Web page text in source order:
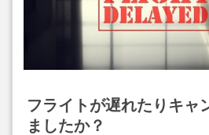
フライトが遅れたりキャ
ましたか？